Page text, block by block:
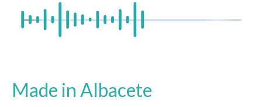
Made in Albacete